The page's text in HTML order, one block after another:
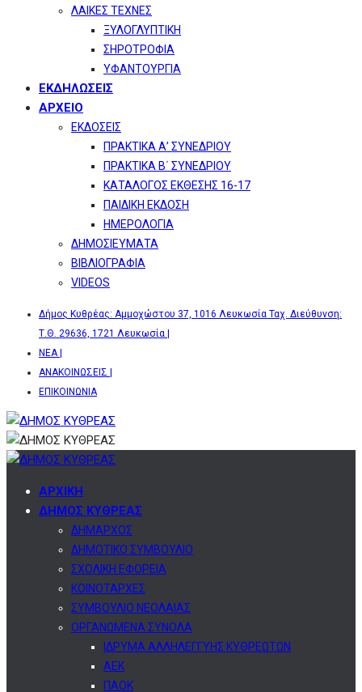
ΛΑΙΚΕΣ ΤΕΧΝΕΣ
ΞΥΛΟΓΛΥΠΤΙΚΗ
ΣΗΡΟΤΡΟΦΙΑ
ΥΦΑΝΤΟΥΡΓΙΑ
ΕΚΔΗΛΩΣΕΙΣ
ΑΡΧΕΙΟ
ΕΚΔΟΣΕΙΣ
ΠΡΑΚΤΙΚΑ Α’ ΣΥΝΕΔΡΙΟΥ
ΠΡΑΚΤΙΚΑ Β΄ ΣΥΝΕΔΡΙΟΥ
ΚΑΤΑΛΟΓΟΣ ΕΚΘΕΣΗΣ 16-17
ΠΑΙΔΙΚΗ ΕΚΔΟΣΗ
ΗΜΕΡΟΛΟΓΙΑ
ΔΗΜΟΣΙΕΥΜΑΤΑ
ΒΙΒΛΙΟΓΡΑΦΙΑ
VIDEOS
Δήμος Κυθρέας: Αμμοχώστου 37, 1016 Λευκωσία Ταχ. Διεύθυνση:
Τ.Θ. 29636, 1721 Λευκωσία |
ΝΕΑ |
ΑΝΑΚΟΙΝΩΣΕΙΣ |
ΕΠΙΚΟΙΝΩΝΙΑ
ΑΡΧΙΚΗ
ΔΗΜΟΣ ΚΥΘΡΕΑΣ
ΔΗΜΑΡΧΟΣ
ΔΗΜΟΤΙΚΟ ΣΥΜΒΟΥΛΙΟ
ΣΧΟΛΙΚΗ ΕΦΟΡΕΙΑ
ΚΟΙΝΟΤΑΡΧΕΣ
ΣΥΜΒΟΥΛΙΟ ΝΕΟΛΑΙΑΣ
ΟΡΓΑΝΩΜΕΝΑ ΣΥΝΟΛΑ
ΙΔΡΥΜΑ ΑΛΛΗΛΕΓΓΥΗΣ ΚΥΘΡΕΩΤΩΝ
ΑΕΚ
ΠΑΟΚ